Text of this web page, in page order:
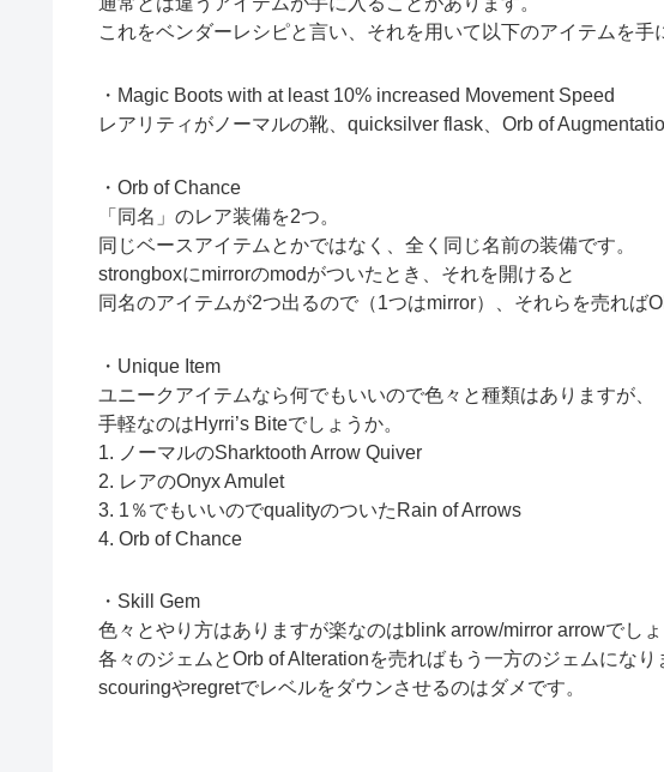
これをベンダーレシピと言い、それを用いて以下のアイテムを手
・Magic Boots with at least 10% increased Movement Speed
レアリティがノーマルの靴、quicksilver flask、Orb of
・Orb of Chance
「同名」のレア装備を2つ。
同じベースアイテムとかではなく、全く同じ名前の装備です。
strongboxにmirrorのmodがついたとき、それを開けると
同名のアイテムが2つ出るので（1つはmirror）、それらを売れば
・Unique Item
ユニークアイテムなら何でもいいので色々と種類はありますが、
手軽なのはHyrri’s Biteでしょうか。
1. ノーマルのSharktooth Arrow Quiver
2. レアのOnyx Amulet
3. 1％でもいいのでqualityのついたRain of Arrows
4. Orb of Chance
・Skill Gem
色々とやり方はありますが楽なのはblink arrow/mirror arrowでしょ
各々のジェムとOrb of Alterationを売ればもう一方のジェムになり
scouringやregretでレベルをダウンさせるのはダメです。